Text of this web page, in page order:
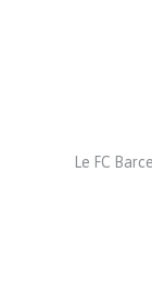
Le FC